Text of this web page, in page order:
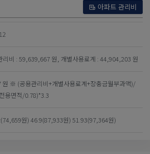
아파트 관리비
리비 : 59,639,667 원, 개별사용료계 : 44,904,203 원
원 ※ (공용관리비+개별사용료계+장충금월부과액)/
용면적/0.78)*3.3
원) 46.9(87,933원) 51.93(97,364원)